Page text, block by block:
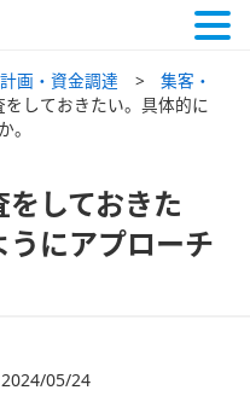
画・資金調達
集客・
しておきたい。具体的に
。
しておきた
にアプローチ
05/24